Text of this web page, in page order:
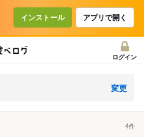
インストール アプリで開く
ログイン
変更
4件